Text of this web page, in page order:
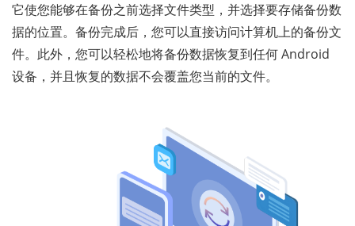
它使您能够在备份之前选择文件类型，并选择要存储备份数
据的位置。备份完成后，您可以直接访问计算机上的备份文
件。此外，您可以轻松地将备份数据恢复到任何 Android
设备，并且恢复的数据不会覆盖您当前的文件。